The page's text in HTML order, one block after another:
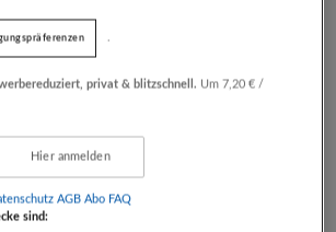
möglich!
& dauerhaft!
weichere Haut
der Haarstruktur - Haare werden
.
privat & blitzschnell. Um 7,20 € /
Hier anmelden
AGB Abo FAQ
sind: